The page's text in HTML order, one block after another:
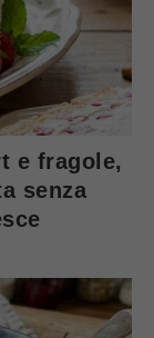
e fragole,
senza